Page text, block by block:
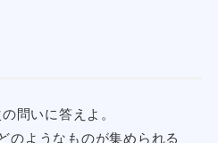
問いに答えよ。
のようなものが集められる